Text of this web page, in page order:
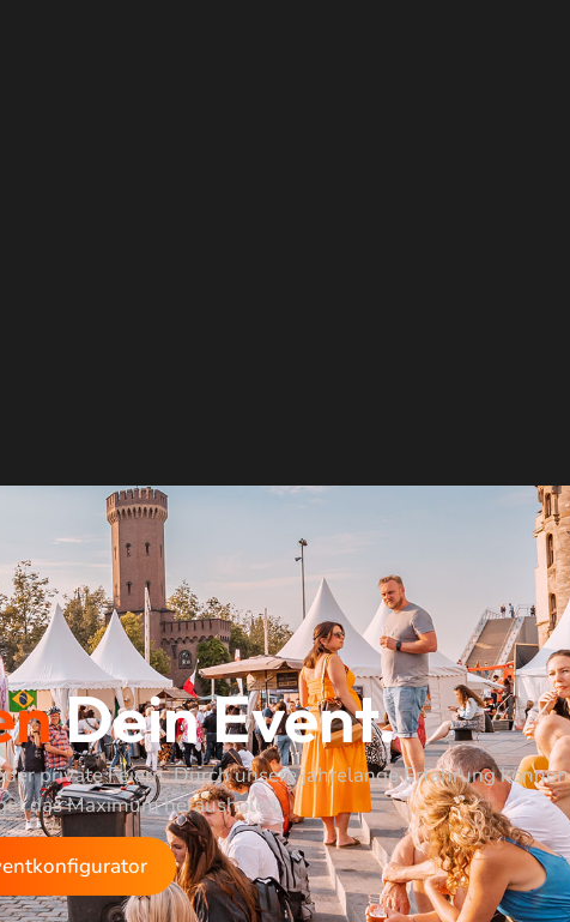
Dein Event.
private Feiern. Durch unsere jahrelange Erfahrung können
das Maximum herausholen.